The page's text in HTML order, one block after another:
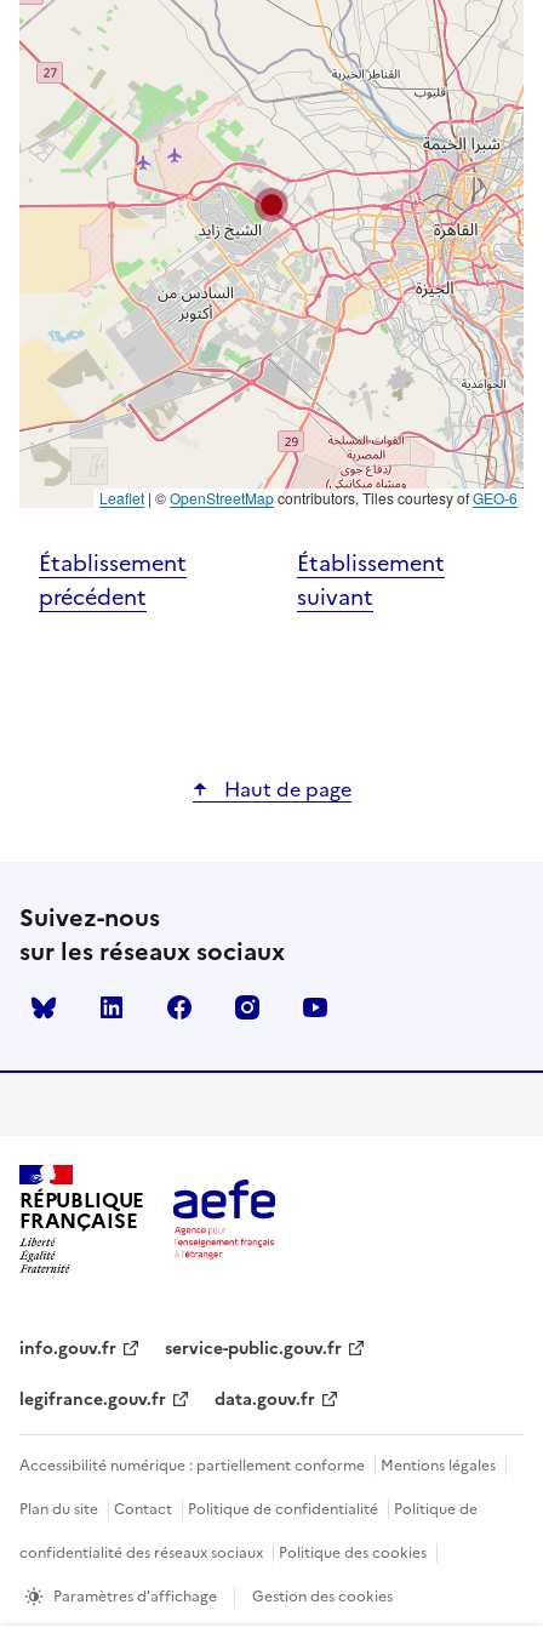
Leaflet | ©OpenStreetMapcontributors, Tiles courtesy ofGEO-6
Établissement
précédent
Établissement
suivant
Haut de page
Suivez-nous
sur les réseaux sociaux
Bluesky linkedin facebook instagram
RÉPUBLIQUE
FRANÇAISE
info.gouv.fr
service-public.gouv.fr
legifrance.gouv.fr
data.gouv.fr
Accessibilité numérique : partiellement conforme
Mentions légales
Plan du site
Contact Politique de confidentialité
Politique de
confidentialité des réseaux sociaux
Politique des cookies
Paramètres d'affichage
Gestion des cookies